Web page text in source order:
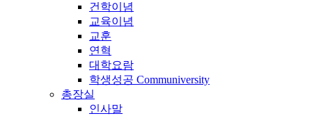
건학이념
교육이념
교훈
연혁
대학요람
학생성공 Communiversity
총장실
인사말